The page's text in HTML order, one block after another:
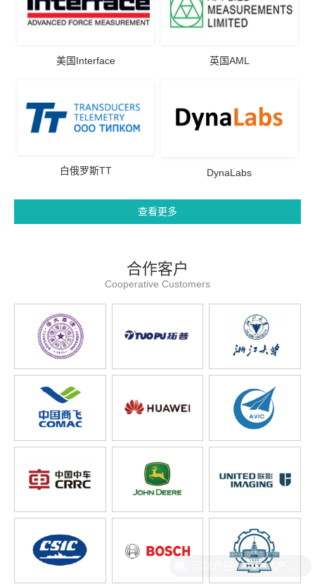
美国Interface 英国AML
白俄罗斯TT DynaLabs
查看更多
合作客户
Cooperative Customers